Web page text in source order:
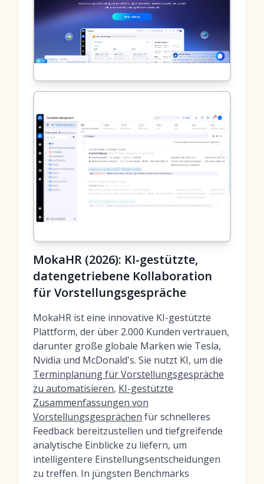
MokaHR (2026): KI-gestützte,
datengetriebene Kollaboration
für Vorstellungsgespräche
MokaHR ist eine innovative KI-gestützte
Plattform, der über 2.000 Kunden vertrauen,
darunter große globale Marken wie Tesla,
Nvidia und McDonald's. Sie nutzt KI, um die
Terminplanung für Vorstellungsgespräche
zu automatisieren, KI-gestützte
Zusammenfassungen von
Vorstellungsgesprächen für schnelleres
Feedback bereitzustellen und tiefgreifende
analytische Einblicke zu liefern, um
intelligentere Einstellungsentscheidungen
zu treffen. In jüngsten Benchmarks